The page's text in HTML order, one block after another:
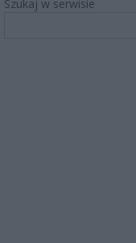
Szukaj w serwisie